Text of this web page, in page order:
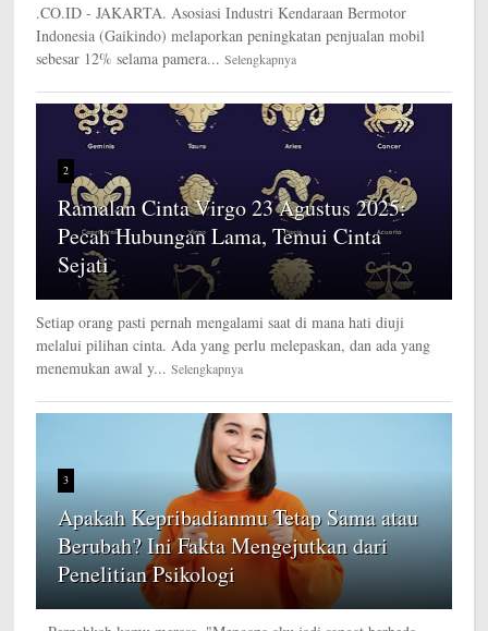
.CO.ID - JAKARTA. Asosiasi Industri Kendaraan Bermotor
Indonesia (Gaikindo) melaporkan peningkatan penjualan mobil
sebesar 12% selama pamera... Selengkapnya
2
Ramalan Cinta Virgo 23 Agustus 2025:
Pecah Hubungan Lama, Temui Cinta
Sejati
Setiap orang pasti pernah mengalami saat di mana hati diuji
melalui pilihan cinta. Ada yang perlu melepaskan, dan ada yang
menemukan awal y... Selengkapnya
3
Apakah Kepribadianmu Tetap Sama atau
Berubah? Ini Fakta Mengejutkan dari
Penelitian Psikologi